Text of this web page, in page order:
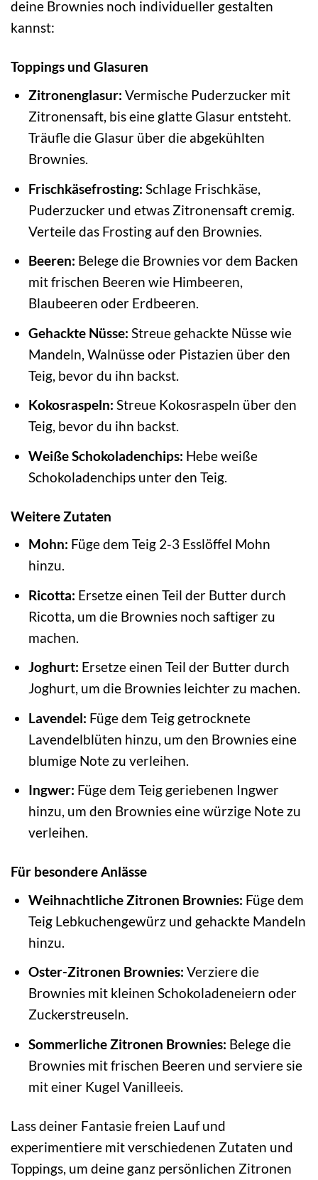
deine Brownies noch individueller gestalten
kannst:
Toppings und Glasuren
Zitronenglasur: Vermische Puderzucker mit
Zitronensaft, bis eine glatte Glasur entsteht.
Träufle die Glasur über die abgekühlten
Brownies.
Frischkäsefrosting: Schlage Frischkäse,
Puderzucker und etwas Zitronensaft cremig.
Verteile das Frosting auf den Brownies.
Beeren: Belege die Brownies vor dem Backen
mit frischen Beeren wie Himbeeren,
Blaubeeren oder Erdbeeren.
Gehackte Nüsse: Streue gehackte Nüsse wie
Mandeln, Walnüsse oder Pistazien über den
Teig, bevor du ihn backst.
Kokosraspeln: Streue Kokosraspeln über den
Teig, bevor du ihn backst.
Weiße Schokoladenchips: Hebe weiße
Schokoladenchips unter den Teig.
Weitere Zutaten
Mohn: Füge dem Teig 2-3 Esslöffel Mohn
hinzu.
Ricotta: Ersetze einen Teil der Butter durch
Ricotta, um die Brownies noch saftiger zu
machen.
Joghurt: Ersetze einen Teil der Butter durch
Joghurt, um die Brownies leichter zu machen.
Lavendel: Füge dem Teig getrocknete
Lavendelblüten hinzu, um den Brownies eine
blumige Note zu verleihen.
Ingwer: Füge dem Teig geriebenen Ingwer
hinzu, um den Brownies eine würzige Note zu
verleihen.
Für besondere Anlässe
Weihnachtliche Zitronen Brownies: Füge dem
Teig Lebkuchengewürz und gehackte Mandeln
hinzu.
Oster-Zitronen Brownies: Verziere die
Brownies mit kleinen Schokoladeneiern oder
Zuckerstreuseln.
Sommerliche Zitronen Brownies: Belege die
Brownies mit frischen Beeren und serviere sie
mit einer Kugel Vanilleeis.
Lass deiner Fantasie freien Lauf und
experimentiere mit verschiedenen Zutaten und
Toppings, um deine ganz persönlichen Zitronen